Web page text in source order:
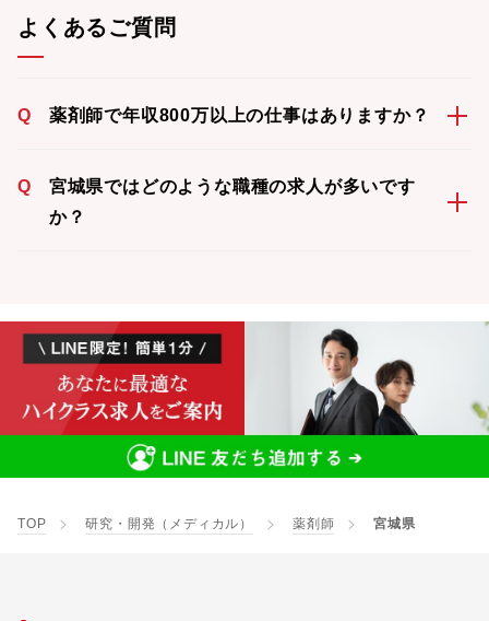
よくあるご質問
Q 薬剤師で年収800万以上の仕事はありますか？
Q
宮城県ではどのような職種の求人が多いです
か？
TOP 研究・開発（メディカル） 薬剤師 宮城県